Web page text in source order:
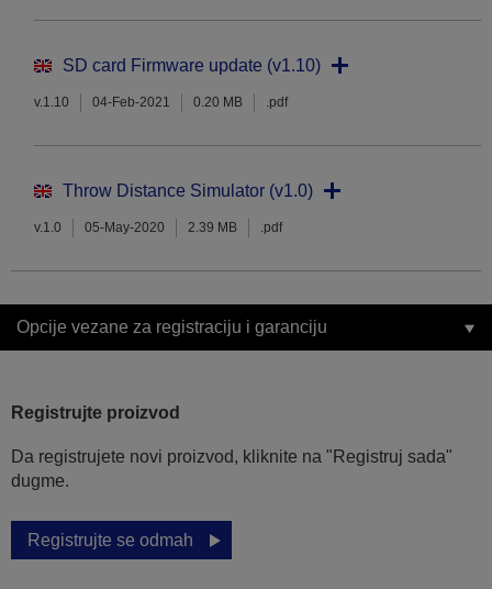
SD card Firmware update (v1.10)
v.1.10 04-Feb-2021 0.20 MB .pdf
Throw Distance Simulator (v1.0)
v.1.0 05-May-2020 2.39 MB .pdf
Opcije vezane za registraciju i garanciju
Registrujte proizvod
Da registrujete novi proizvod, kliknite na "Registruj sada"
dugme.
Registrujte se odmah